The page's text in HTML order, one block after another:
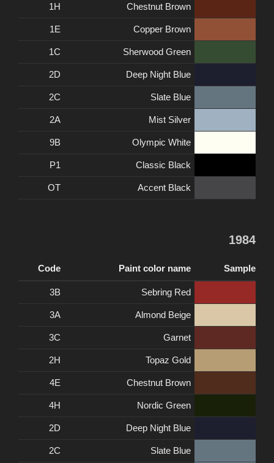
Chestnut Brown
1H
Copper Brown
1E
Sherwood Green
1C
Deep Night Blue
2D
Slate Blue
2C
Mist Silver
2A
Olympic White
9B
Classic Black
P1
Accent Black
OT
1984
Sample
Paint color name
Code
Sebring Red
3B
Almond Beige
3A
Garnet
3C
Topaz Gold
2H
Chestnut Brown
4E
Nordic Green
4H
Deep Night Blue
2D
Slate Blue
2C